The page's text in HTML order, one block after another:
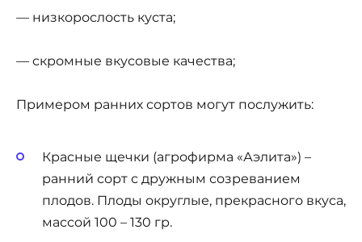
— низкорослость куста;
— скромные вкусовые качества;
Примером ранних сортов могут послужить:
Красные щечки (агрофирма «Аэлита») –
ранний сорт с дружным созреванием
плодов. Плоды округлые, прекрасного вкуса,
массой 100 – 130 гр.